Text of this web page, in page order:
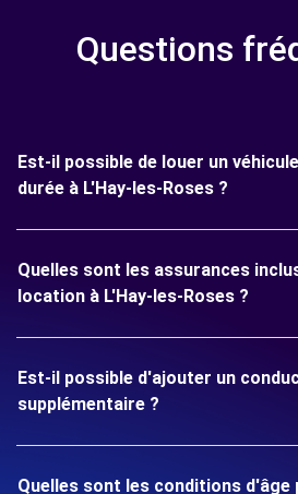
Questions
Est-il possible de louer un
durée à L'Hay-les-Roses ?
Quelles sont les assurances
location à L'Hay-les-Roses ?
Est-il possible d'ajouter un
supplémentaire ?
Quelles sont les conditions d'âge